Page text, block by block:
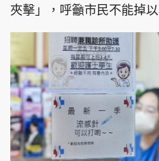
夾擊」，呼籲市民不能掉以